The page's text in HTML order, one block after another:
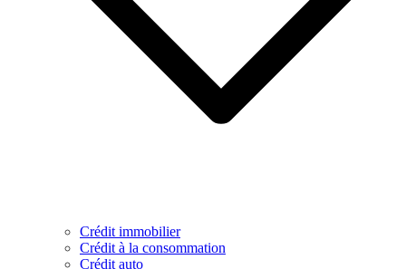
Crédit immobilier
Crédit à la consommation
Crédit auto